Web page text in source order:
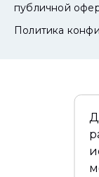
публичной
Политика